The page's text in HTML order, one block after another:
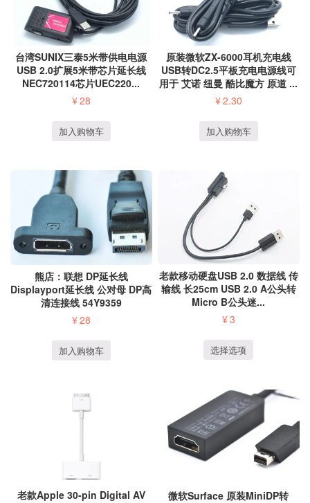
台湾SUNIX三泰5米带供电电源
USB 2.0扩展5米带芯片延长线
NEC720114芯片UEC220...
¥28
加入购物车
原装微软ZX-6000耳机充电线
USB转DC2.5平板充电电源线可
用于 艾诺 纽曼 酷比魔方 原道 ...
¥2.30
加入购物车
熊店：联想 DP延长线
Displayport延长线 公对母 DP高
清连接线 54Y9359
¥28
加入购物车
老款移动硬盘USB 2.0 数据线 传
输线 长25cm USB 2.0 A公头转
Micro B公头迷...
¥3
选择选项
老款Apple 30-pin Digital AV
微软Surface 原装MiniDP转